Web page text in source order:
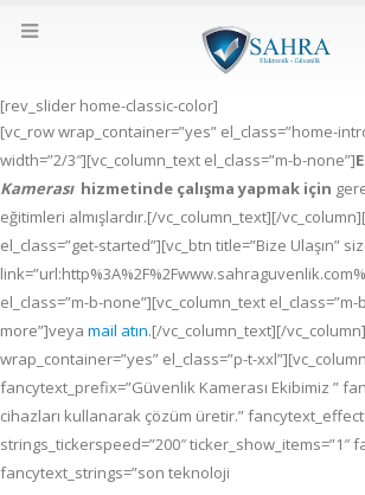
[rev_slider home-classic-color]
[vc_row wrap_container=”yes” el_class=”home-
width=”2/3″][vc_column_text el_class=”m-b-none”]
Kamerasıhizmetinde çalışma yapmak için
eğitimleri almışlardır.[/vc_column_text][/
el_class=”get-started”][vc_btn title=”Bize Ulaşın”
el_class=”m-b-none”][vc_column_text
more”]veya mail atın.[/vc_column_text][/
wrap_container=”yes” el_class=”p-t-
fancytext_prefix=”Güvenlik Kamerası Ekibimiz ”
cihazları kullanarak çözüm üretir.”
strings_tickerspeed=”200″ ticker_show_items=”1″
fancytext_strings=”son teknoloji